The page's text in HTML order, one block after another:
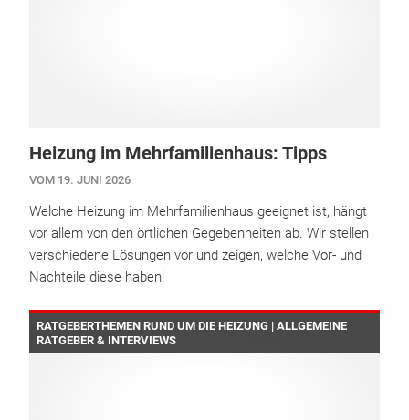
Heizung im Mehrfamilienhaus: Tipps
VOM 19. JUNI 2026
Welche Heizung im Mehrfamilienhaus geeignet ist, hängt
vor allem von den örtlichen Gegebenheiten ab. Wir stellen
verschiedene Lösungen vor und zeigen, welche Vor- und
Nachteile diese haben!
RATGEBERTHEMEN RUND UM DIE HEIZUNG | ALLGEMEINE
RATGEBER & INTERVIEWS